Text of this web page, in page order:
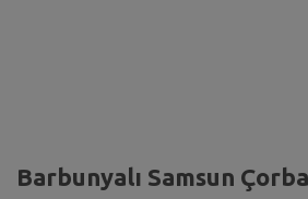
Barbunyalı Samsun